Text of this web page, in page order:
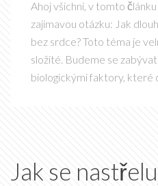
Ahoj všichni, v tomto
zajímavou otázku: Jak
bez srdce? Toto téma je
složité. Budeme se
biologickými faktory, které
Jak se